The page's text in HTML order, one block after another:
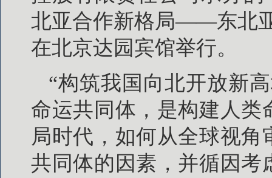
北亚合作新格局——东北
在北京达园宾馆举行。
“构筑我国向北开放新
命运共同体，是构建人
局时代，如何从全球视
共同体的因素，并循因考